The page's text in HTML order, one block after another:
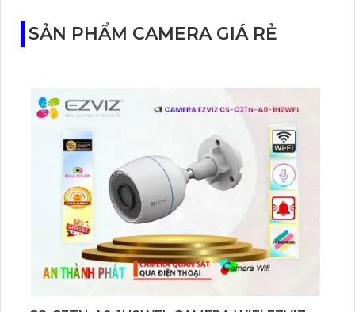
SẢN PHẨM CAMERA GIÁ RẺ